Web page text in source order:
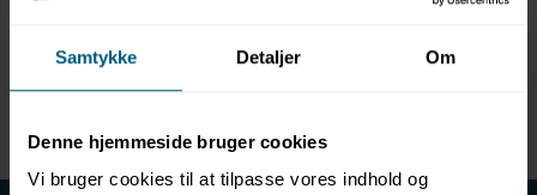
Samtykke Detaljer Om
Denne hjemmeside bruger cookies
Vi bruger cookies til at tilpasse vores indhold og
Produktinformation